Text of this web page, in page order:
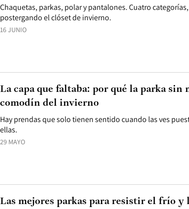
16 JUNIO
Chaquetas, parkas, polar y pantalones. Cuatro
postergando el clóset de invierno.
29 MAYO
Hay prendas que solo tienen sentido cuando las ves
ellas.
La capa que faltaba: por qué la parka sin
comodín del invierno
Las mejores parkas para resistir el frío y